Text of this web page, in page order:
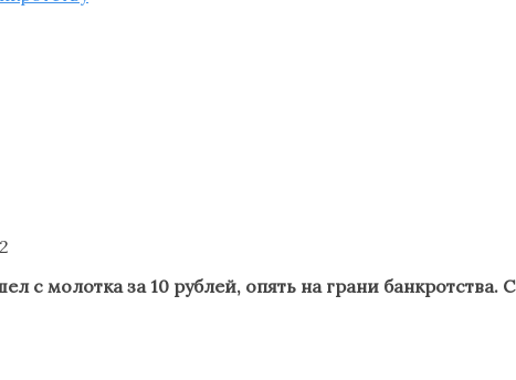
с молотка за 10 рублей, опять на грани